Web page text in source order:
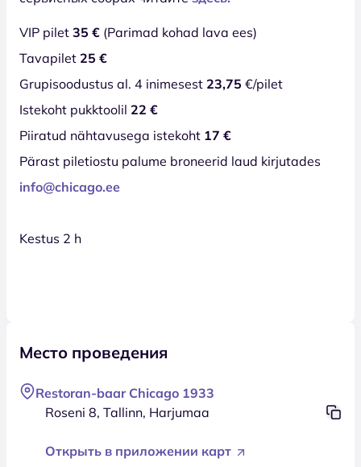
VIP pilet 35 € (Parimad kohad lava ees)
Tavapilet 25 €
Grupisoodustus al. 4 inimesest 23,75 €/pilet
Istekoht pukktoolil 22 €
Piiratud nähtavusega istekoht 17 €
Pärast piletiostu palume broneerid laud kirjutades
info@chicago.ee
Kestus 2 h
Место проведения
Restoran-baar Chicago 1933
Roseni 8, Tallinn, Harjumaa
Открыть в приложении карт